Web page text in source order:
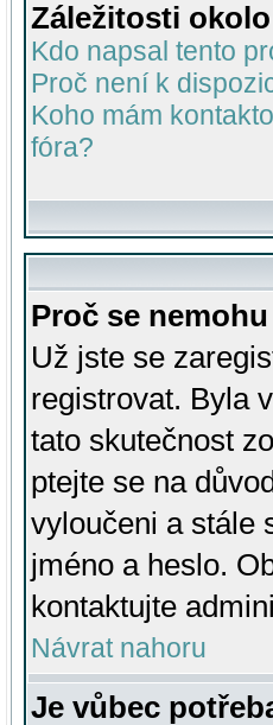
Záležitosti
Kdo napsal tento
Proč není k
Koho mám
fóra?
Proč se
Už jste se
registrovat. Byla
tato skutečnost
ptejte se na
vyloučeni a stále
jméno a heslo.
kontaktujte
Návrat nahoru
Je vůbec